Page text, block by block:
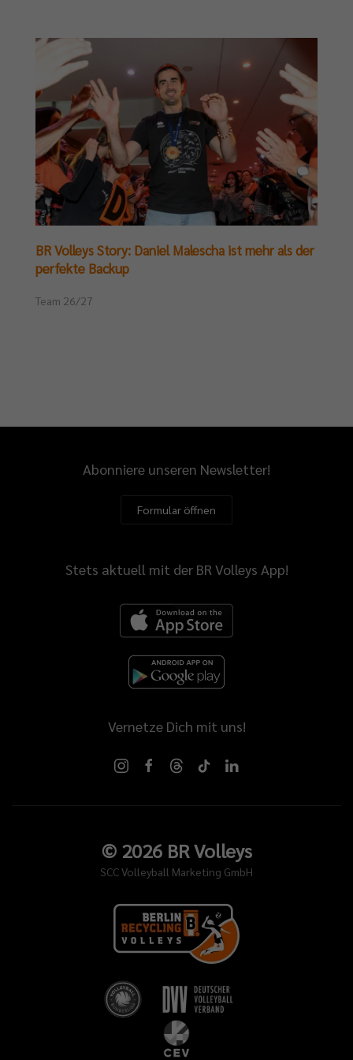
BR Volleys Story: Daniel Malescha ist mehr als der
perfekte Backup
Team 26/27
Abonniere unseren Newsletter!
Formular öffnen
Stets aktuell mit der BR Volleys App!
Vernetze Dich mit uns!
© 2026BR Volleys
SCC Volleyball Marketing GmbH